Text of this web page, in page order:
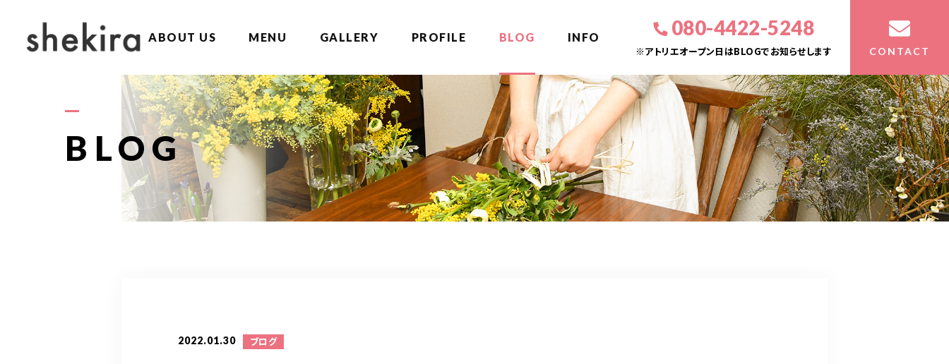
ABOUT US MENU GALLERY PROFILE BLOG INFO 080-4422-5248
※アトリエオープン日はBLOGでお知らせします CONTACT
BLOG
2022.01.30 ブログ